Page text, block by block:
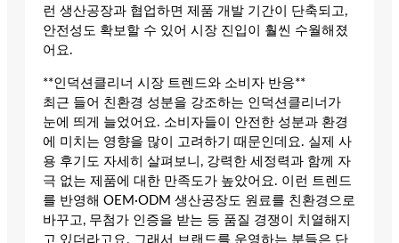
런 생산공장과 협업하면 제품 개발 기간이 단축되고,
안전성도 확보할 수 있어 시장 진입이 훨씬 수월해졌
어요.
**인덕션클리너 시장 트렌드와 소비자 반응**
최근 들어 친환경 성분을 강조하는 인덕션클리너가
눈에 띄게 늘었어요. 소비자들이 안전한 성분과 환경
에 미치는 영향을 많이 고려하기 때문인데요. 실제 사
용 후기도 자세히 살펴보니, 강력한 세정력과 함께 자
극 없는 제품에 대한 만족도가 높았어요. 이런 트렌드
를 반영해 OEM·ODM 생산공장도 원료를 친환경으로
바꾸고, 무첨가 인증을 받는 등 품질 경쟁이 치열해지
고 있더라고요. 그래서 브랜드를 운영하는 분들은 단